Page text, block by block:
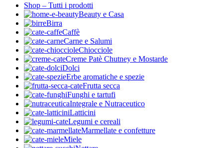
Shop – Tutti i prodotti
Beauty e Casa
Birra
Caffè
Carne e Salumi
Chiocciole
Creme Patè Chutney e Mostarde
Dolci
Erbe aromatiche e spezie
Frutta secca
Funghi e tartufi
Integrale e Nutraceutico
Latticini
Legumi e cereali
Marmellate e confetture
Miele